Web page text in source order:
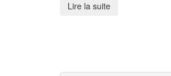
Lire la suite